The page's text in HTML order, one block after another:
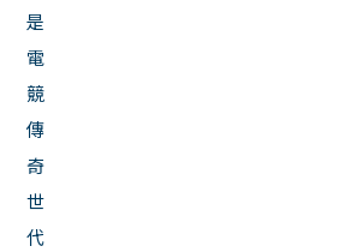
是
電
競
傳
奇
世
代